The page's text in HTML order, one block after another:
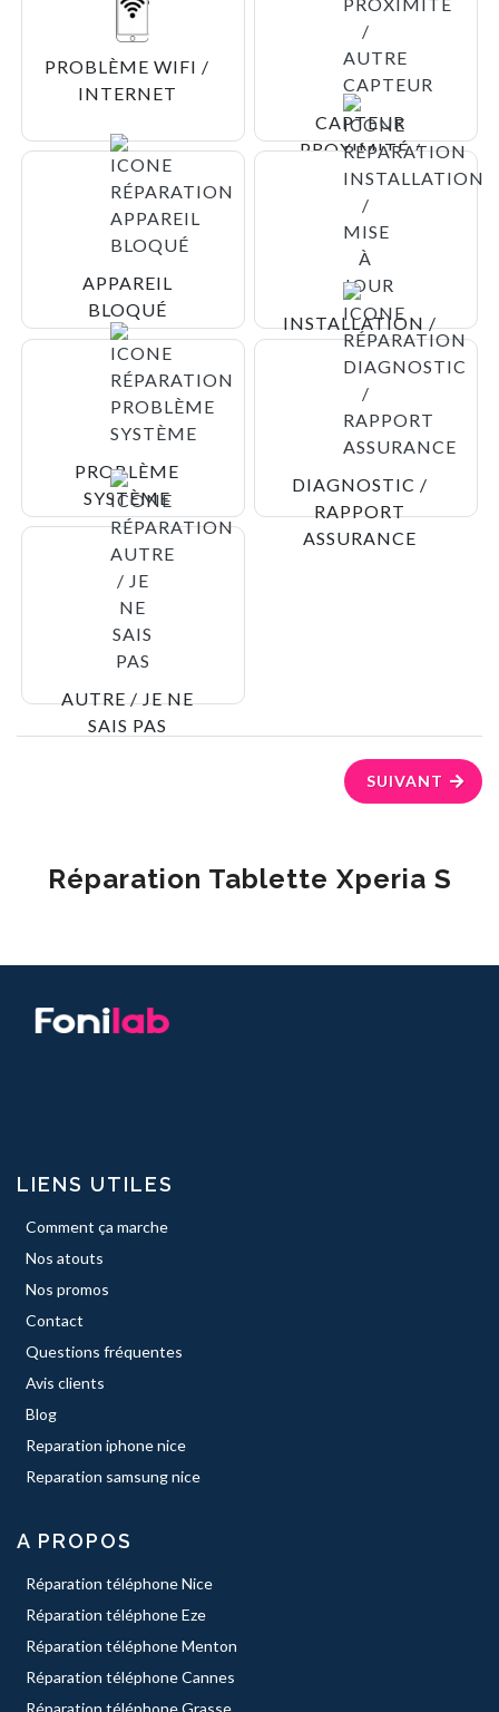
PROBLÈME WIFI /
INTERNET
CAPTEUR
PROXIMITÉ /
AUTRE CAPTEUR
APPAREIL
BLOQUÉ
INSTALLATION /
MISE À JOUR
PROBLÈME
SYSTÈME
DIAGNOSTIC /
RAPPORT
ASSURANCE
AUTRE / JE NE
SAIS PAS
SUIVANT
Réparation Tablette Xperia S
LIENS UTILES
Comment ça marche
Nos atouts
Nos promos
Contact
Questions fréquentes
Avis clients
Blog
Reparation iphone nice
Reparation samsung nice
A PROPOS
Réparation téléphone Nice
Réparation téléphone Eze
Réparation téléphone Menton
Réparation téléphone Cannes